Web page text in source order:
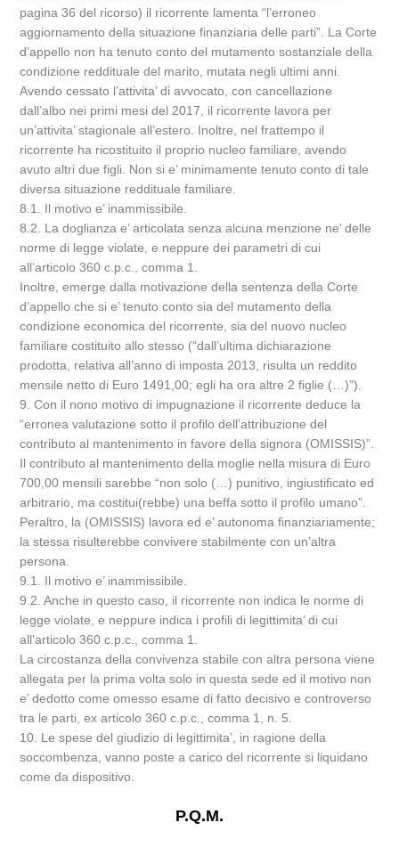
pagina 36 del ricorso) il ricorrente lamenta “l’erroneo
aggiornamento della situazione finanziaria delle parti”. La Corte
d’appello non ha tenuto conto del mutamento sostanziale della
condizione reddituale del marito, mutata negli ultimi anni.
Avendo cessato l’attivita’ di avvocato, con cancellazione
dall’albo nei primi mesi del 2017, il ricorrente lavora per
un’attivita’ stagionale all’estero. Inoltre, nel frattempo il
ricorrente ha ricostituito il proprio nucleo familiare, avendo
avuto altri due figli. Non si e’ minimamente tenuto conto di tale
diversa situazione reddituale familiare.
8.1. Il motivo e’ inammissibile.
8.2. La doglianza e’ articolata senza alcuna menzione ne’ delle
norme di legge violate, e neppure dei parametri di cui
all’articolo 360 c.p.c., comma 1.
Inoltre, emerge dalla motivazione della sentenza della Corte
d’appello che si e’ tenuto conto sia del mutamento della
condizione economica del ricorrente, sia del nuovo nucleo
familiare costituito allo stesso (“dall’ultima dichiarazione
prodotta, relativa all’anno di imposta 2013, risulta un reddito
mensile netto di Euro 1491,00; egli ha ora altre 2 figlie (…)”).
9. Con il nono motivo di impugnazione il ricorrente deduce la
“erronea valutazione sotto il profilo dell’attribuzione del
contributo al mantenimento in favore della signora (OMISSIS)”.
Il contributo al mantenimento della moglie nella misura di Euro
700,00 mensili sarebbe “non solo (…) punitivo, ingiustificato ed
arbitrario, ma costitui(rebbe) una beffa sotto il profilo umano”.
Peraltro, la (OMISSIS) lavora ed e’ autonoma finanziariamente;
la stessa risulterebbe convivere stabilmente con un’altra
persona.
9.1. Il motivo e’ inammissibile.
9.2. Anche in questo caso, il ricorrente non indica le norme di
legge violate, e neppure indica i profili di legittimita’ di cui
all’articolo 360 c.p.c., comma 1.
La circostanza della convivenza stabile con altra persona viene
allegata per la prima volta solo in questa sede ed il motivo non
e’ dedotto come omesso esame di fatto decisivo e controverso
tra le parti, ex articolo 360 c.p.c., comma 1, n. 5.
10. Le spese del giudizio di legittimita’, in ragione della
soccombenza, vanno poste a carico del ricorrente si liquidano
come da dispositivo.
P.Q.M.